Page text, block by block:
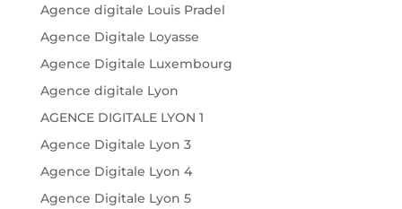
Agence digitale Louis Pradel
Agence Digitale Loyasse
Agence Digitale Luxembourg
Agence digitale Lyon
AGENCE DIGITALE LYON 1
Agence Digitale Lyon 3
Agence Digitale Lyon 4
Agence Digitale Lyon 5